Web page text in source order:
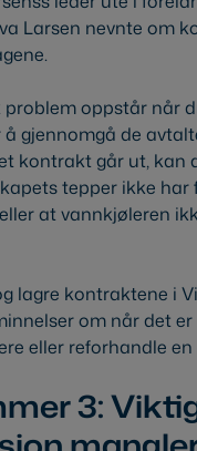
Larsen nevnte om
oppstår når
gjennomgå de
kontrakt går ut, kan
tepper ikke har
at vannkjøleren
lagre kontraktene i
om når det
eller reforhandle en
3: